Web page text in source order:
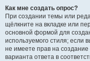
Как мне создать опрос?
При создании темы или
щёлкните на вкладке или
основной формой для
используемого стиля; если
не имеете прав на
варианта ответа в